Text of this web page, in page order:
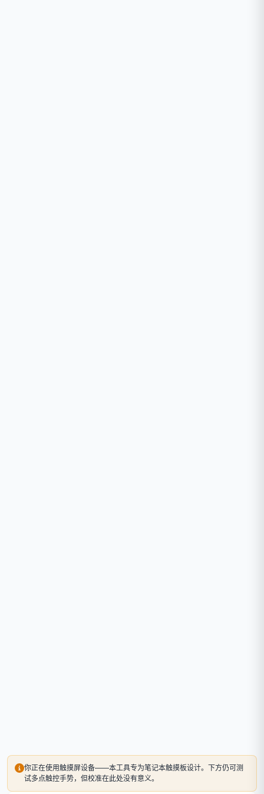
你正在使用触摸屏设备——本工具专为笔记本触摸板设计。下方仍可测
试多点触控手势，但校准在此处没有意义。